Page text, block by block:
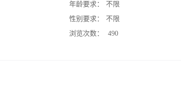
年龄要求：
不限
性别要求：
不限
浏览次数：
490